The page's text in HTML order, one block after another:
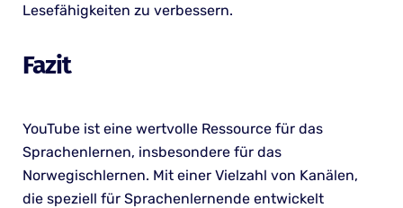
Lesefähigkeiten zu verbessern.
Fazit
YouTube ist eine wertvolle Ressource für das
Sprachenlernen, insbesondere für das
Norwegischlernen. Mit einer Vielzahl von Kanälen,
die speziell für Sprachenlernende entwickelt